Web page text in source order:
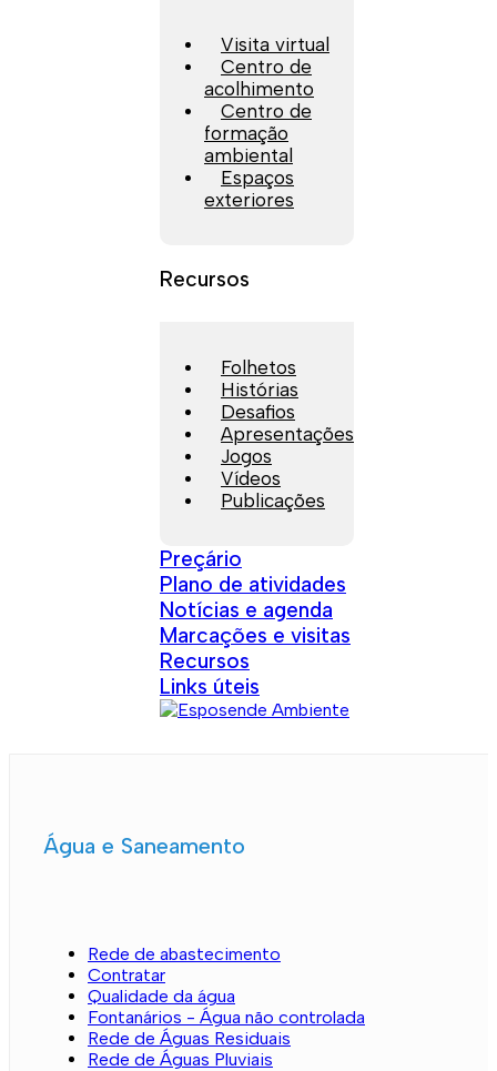
Visita virtual
Centro de
acolhimento
Centro de
formação
ambiental
Espaços
exteriores
Recursos
Folhetos
Histórias
Desafios
Apresentações
Jogos
Vídeos
Publicações
Preçário
Plano de atividades
Notícias e agenda
Marcações e visitas
Recursos
Links úteis
Água e Saneamento
Rede de abastecimento
Contratar
Qualidade da água
Fontanários - Água não controlada
Rede de Águas Residuais
Rede de Águas Pluviais